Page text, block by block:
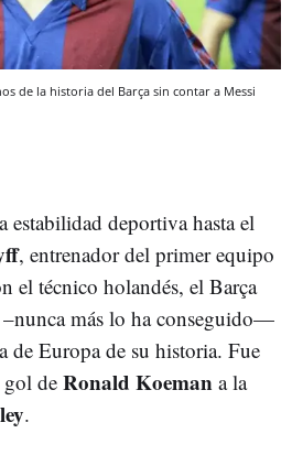
de la historia del Barça sin contar a Messi
estabilidad deportiva hasta el
, entrenador del primer equipo
el técnico holandés, el Barça
más lo ha conseguido—
de Europa de su historia. Fue
de Ronald Koeman a la
.